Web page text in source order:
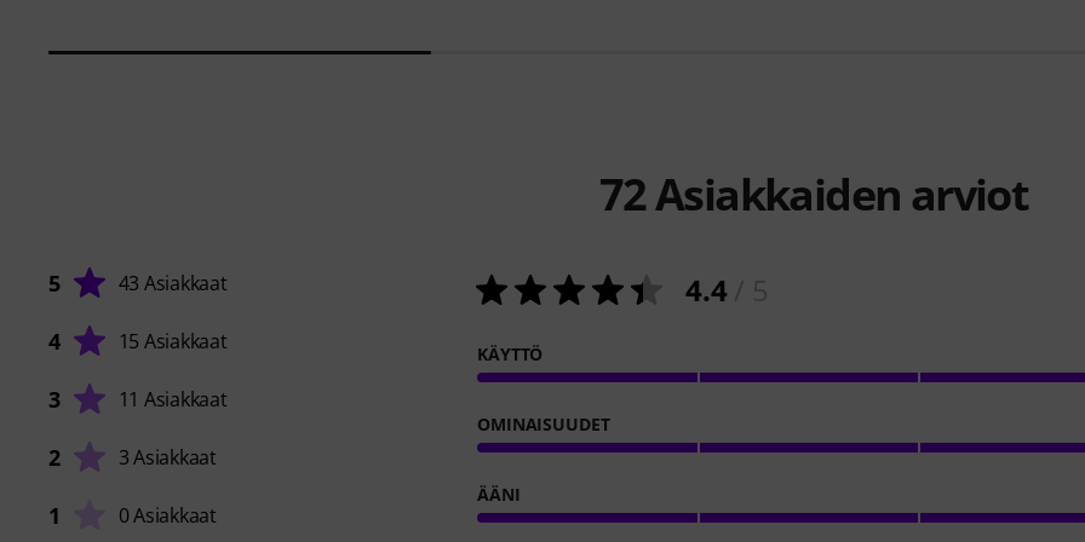
72Asiakkaiden arviot
5 43 Asiakkaat
4 15 Asiakkaat
3 11 Asiakkaat
2 3 Asiakkaat
1 0 Asiakkaat
4.4/ 5
KÄYTTÖ
OMINAISUUDET
ÄÄNI